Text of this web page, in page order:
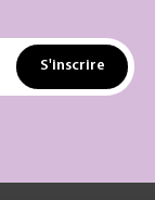
S'inscrire